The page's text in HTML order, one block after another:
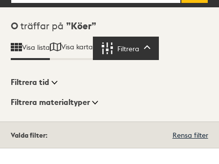
Sökresultat
0 träffar på Köer
Visa lista Visa karta Filtrera
Visningsläge
Filtrera tid
Filtrera materialtyper
träffar
Valda filter: Rensa filter